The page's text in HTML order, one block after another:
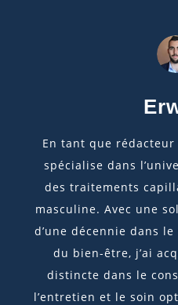
En tant que
spécialise dans
des traitements
masculine. Avec une
d’une décennie dans
du bien-être, j’ai
distincte dans le
l’entretien et le soin